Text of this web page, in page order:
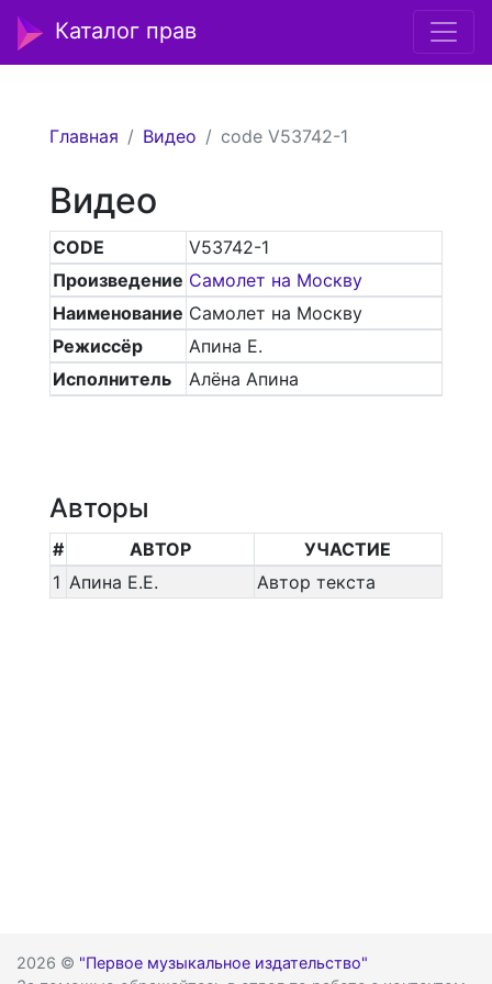
Каталог прав
Главная Видео code V53742-1
Видео
CODE
V53742-1
Произведение Самолет на Москву
Наименование Самолет на Москву
Режиссёр
Апина Е.
Исполнитель
Алёна Апина
Авторы
# АВТОР
УЧАСТИЕ
1 Апина Е.Е. Автор текста
2026 © "Первое музыкальное издательство"